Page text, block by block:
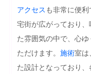
アクセス も非常に便
宅街が広がっており
た雰囲気の中で、心
ただけます。 施術室は
た設計となっており